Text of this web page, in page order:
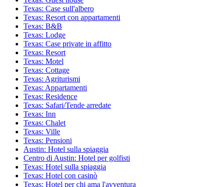
Texas: Case sull'albero
Texas: Resort con appartamenti
Texas: B&B
Texas: Lodge
Texas: Case private in affitto
Texas: Resort
Texas: Motel
Texas: Cottage
Texas: Agriturismi
Texas: Appartamenti
Texas: Residence
Texas: Safari/Tende arredate
Texas: Inn
Texas: Chalet
Texas: Ville
Texas: Pensioni
Austin: Hotel sulla spiaggia
Centro di Austin: Hotel per golfisti
Texas: Hotel sulla spiaggia
Texas: Hotel con casinò
Texas: Hotel per chi ama l'avventura